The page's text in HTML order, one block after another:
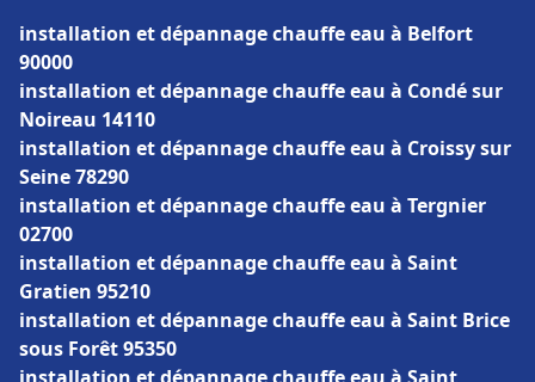
installation et dépannage chauffe eau à Belfort
90000
installation et dépannage chauffe eau à Condé sur
Noireau 14110
installation et dépannage chauffe eau à Croissy sur
Seine 78290
installation et dépannage chauffe eau à Tergnier
02700
installation et dépannage chauffe eau à Saint
Gratien 95210
installation et dépannage chauffe eau à Saint Brice
sous Forêt 95350